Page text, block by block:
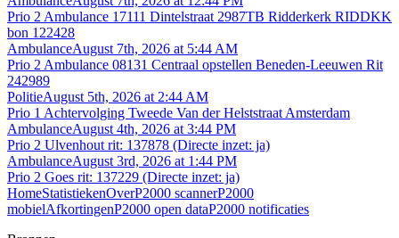
Prio 2 Ambulance 17111 Dintelstraat 2987TB Ridderkerk RIDDKK
bon 122428
AmbulanceAugust 7th, 2026 at 5:44 AM
Prio 2 Ambulance 08131 Centraal opstellen Beneden-Leeuwen Rit
242989
PolitieAugust 5th, 2026 at 2:44 AM
Prio 1 Achtervolging Tweede Van der Helststraat Amsterdam
AmbulanceAugust 4th, 2026 at 3:44 PM
Prio 2 Ulvenhout rit: 137878 (Directe inzet: ja)
AmbulanceAugust 3rd, 2026 at 1:44 PM
Prio 2 Goes rit: 137229 (Directe inzet: ja)
HomeStatistiekenOverP2000 scannerP2000
mobielAfkortingenP2000 open dataP2000 notificaties